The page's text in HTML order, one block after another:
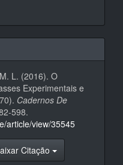
L. (2016). O
Experimentais e
Cadernos De
598.
article/view/35545
Citação